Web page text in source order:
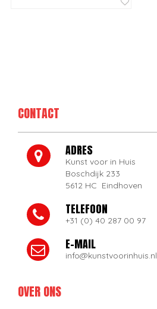
CONTACT
ADRES
Kunst voor in Huis
Boschdijk 233
5612 HC Eindhoven
TELEFOON
+31 (0) 40 287 00 97
E-MAIL
info@kunstvoorinhuis.nl
OVER ONS